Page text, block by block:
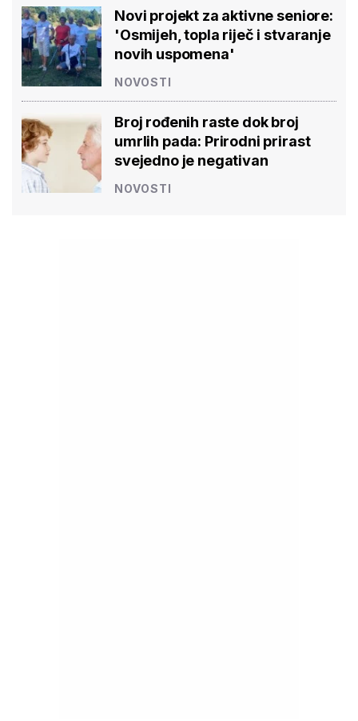
Novi projekt za aktivne seniore:
'Osmijeh, topla riječ i stvaranje
novih uspomena'
NOVOSTI
Broj rođenih raste dok broj
umrlih pada: Prirodni prirast
svejedno je negativan
NOVOSTI